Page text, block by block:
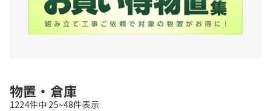
物置・倉庫
1224件中 25~48件表示